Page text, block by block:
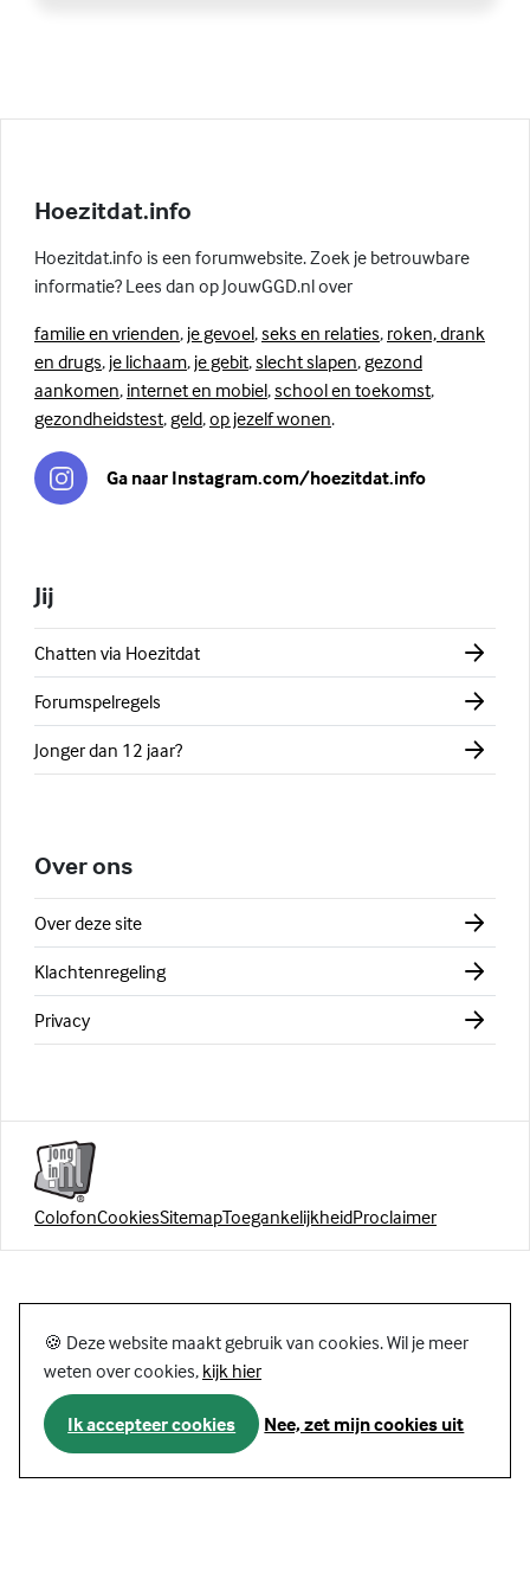
Hoezitdat.info
Hoezitdat.info is een forumwebsite. Zoek je betrouwbare
informatie? Lees dan op JouwGGD.nl over
familie en vrienden, je gevoel,seks en relaties, roken, drank
en drugs, je lichaam, je gebit,slecht slapen, gezond
aankomen, internet en mobiel,school en toekomst,
gezondheidstest, geld,op jezelf wonen.
Ga naar Instagram.com/hoezitdat.info
Jij
Chatten via Hoezitdat
Forumspelregels
Jonger dan 12 jaar?
Over ons
Over deze site
Klachtenregeling
Privacy
ColofonCookiesSitemapToegankelijkheidProclaimer
🍪 Deze website maakt gebruik van cookies. Wil je meer
weten over cookies, kijk hier
Ik accepteer cookies Nee, zet mijn cookies uit